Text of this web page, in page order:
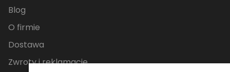
Blog
O firmie
Dostawa
Zwroty i reklamacje